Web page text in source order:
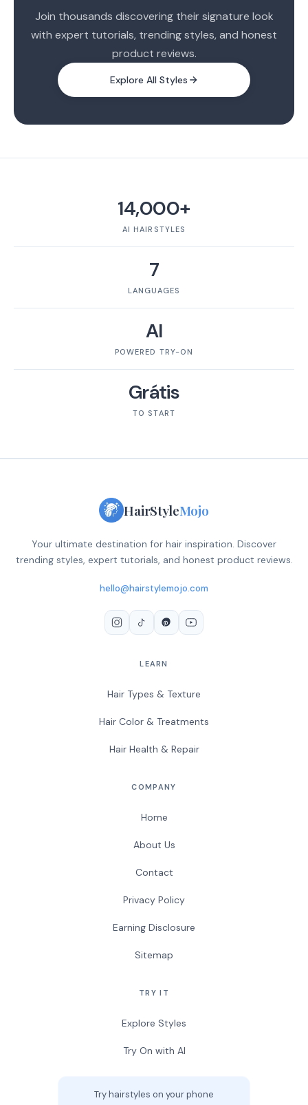
Join thousands discovering their signature look
with expert tutorials, trending styles, and honest
product reviews.
Explore All Styles
14,000+
AI HAIRSTYLES
7
LANGUAGES
AI
POWERED TRY-ON
Grátis
TO START
HairStyleMojo
Your ultimate destination for hair inspiration. Discover
trending styles, expert tutorials, and honest product reviews.
hello@hairstylemojo.com
LEARN
Hair Types & Texture
Hair Color & Treatments
Hair Health & Repair
COMPANY
Home
About Us
Contact
Privacy Policy
Earning Disclosure
Sitemap
TRY IT
Explore Styles
Try On with AI
Try hairstyles on your phone